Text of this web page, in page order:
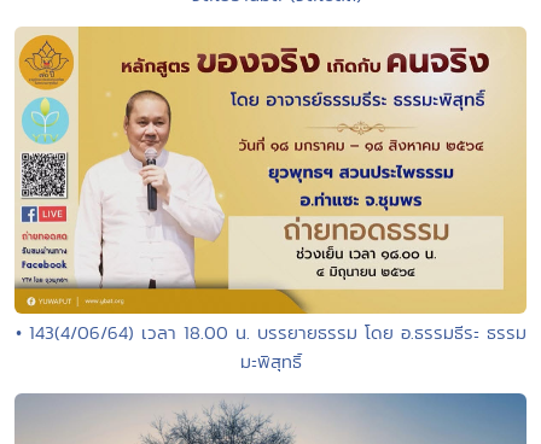
• 143(4/06/64) เวลา 18.00 น. บรรยายธรรม โดย อ.ธรรมธีระ ธรรม
มะพิสุทธิ์